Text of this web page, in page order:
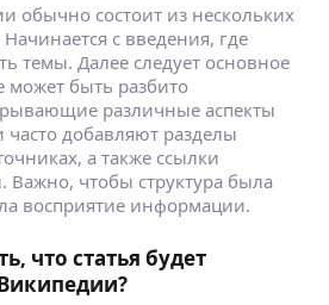
обычно состоит из нескольких
с введения, где
темы. Далее следует основное
может быть разбито
различные аспекты
часто добавляют разделы
а также ссылки
Важно, чтобы структура была
восприятие информации.
что статья будет